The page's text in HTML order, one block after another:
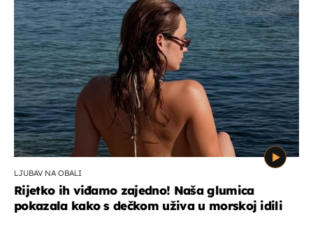
LJUBAV NA OBALI
Rijetko ih viđamo zajedno! Naša glumica
pokazala kako s dečkom uživa u morskoj idili